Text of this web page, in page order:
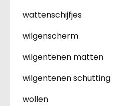
wattenschijfjes
wilgenscherm
wilgentenen matten
wilgentenen schutting
wollen